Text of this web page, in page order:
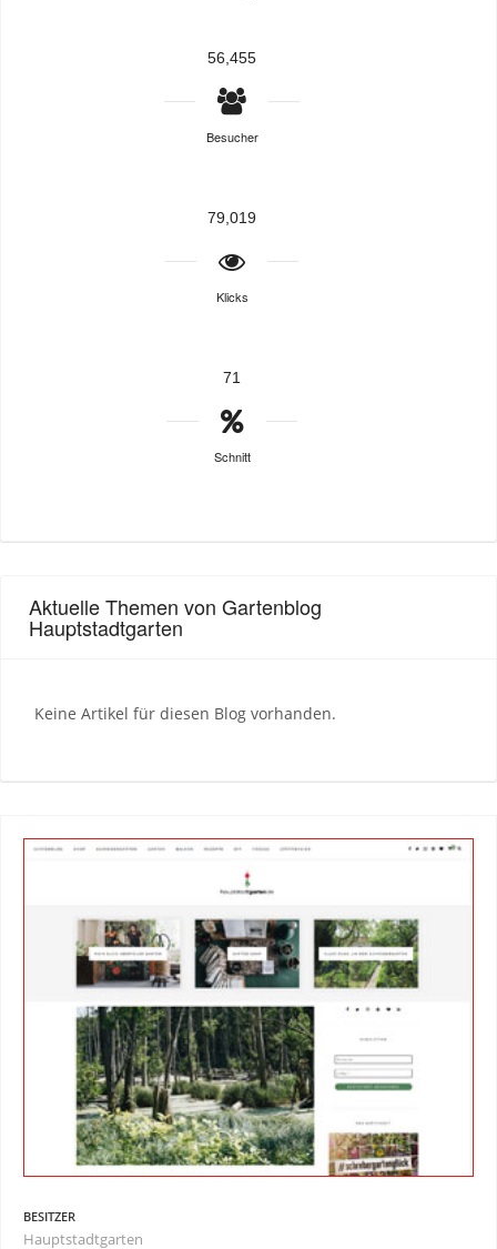
56,455
Besucher
79,019
Klicks
71
Schnitt
Aktuelle Themen von Gartenblog
Hauptstadtgarten
Keine Artikel für diesen Blog vorhanden.
BESITZER
Hauptstadtgarten